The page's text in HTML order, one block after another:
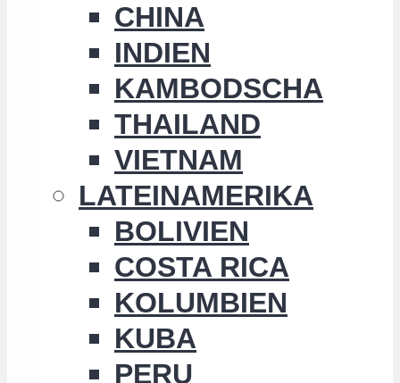
CHINA
INDIEN
KAMBODSCHA
THAILAND
VIETNAM
LATEINAMERIKA
BOLIVIEN
COSTA RICA
KOLUMBIEN
KUBA
PERU